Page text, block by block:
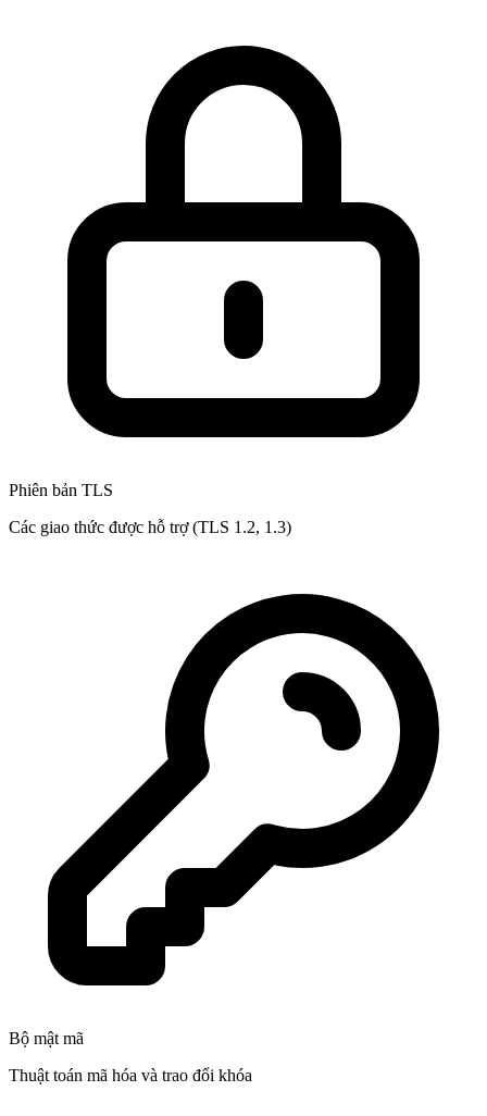
Phiên bản TLS
Các giao thức được hỗ trợ (TLS 1.2, 1.3)
Bộ mật mã
Thuật toán mã hóa và trao đổi khóa